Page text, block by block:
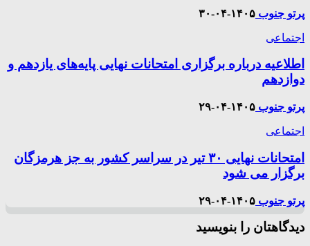
پرتو جنوب ۱۴۰۵-۰۴-۳۰
اجتماعی
اطلاعیه درباره برگزاری امتحانات نهایی پایه‌های یازدهم و
دوازدهم
پرتو جنوب ۱۴۰۵-۰۴-۲۹
اجتماعی
امتحانات نهایی ۳۰ تیر در سراسر کشور به جز هرمزگان
برگزار می شود
پرتو جنوب ۱۴۰۵-۰۴-۲۹
دیدگاهتان را بنویسید